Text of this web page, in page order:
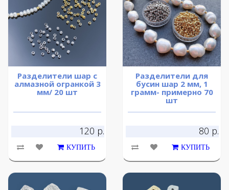
Разделители шар с
алмазной огранкой 3
мм/ 20 шт
120 р.
КУПИТЬ
Разделители для
бусин шар 2 мм, 1
грамм- примерно 70
шт
80 р.
КУПИТЬ